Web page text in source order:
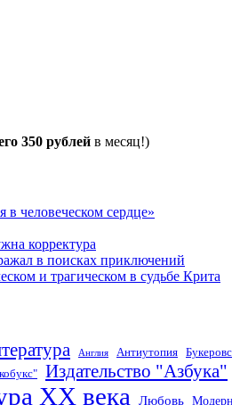
350 рублей в месяц!)
человеческом сердце»
корректура
в поисках приключений
и трагическом в судьбе Крита
Англия Антиутопия
Издательство "Азбука"
XX века Любовь